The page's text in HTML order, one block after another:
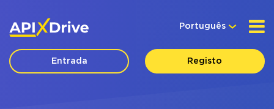
Português
Entrada Registo